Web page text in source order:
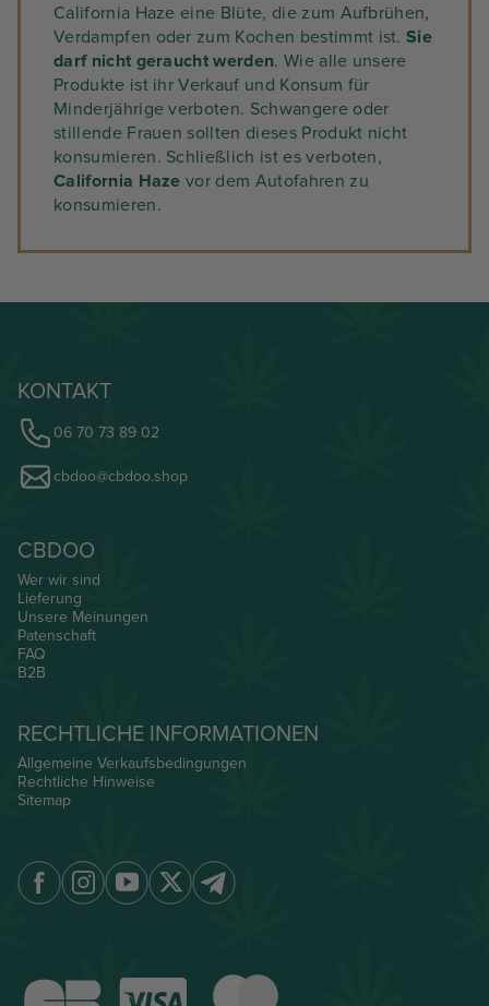
California Haze eine Blüte, die zum Aufbrühen,
Verdampfen oder zum Kochen bestimmt ist.Sie
darf nicht geraucht werden. Wie alle unsere
Produkte ist ihr Verkauf und Konsum für
Minderjährige verboten. Schwangere oder
stillende Frauen sollten dieses Produkt nicht
konsumieren. Schließlich ist es verboten,
California Hazevor dem Autofahren zu
konsumieren.
KONTAKT
06 70 73 89 02
cbdoo@cbdoo.shop
CBDOO
Wer wir sind
Lieferung
Unsere Meinungen
Patenschaft
FAQ
B2B
RECHTLICHE INFORMATIONEN
Allgemeine Verkaufsbedingungen
Rechtliche Hinweise
Sitemap